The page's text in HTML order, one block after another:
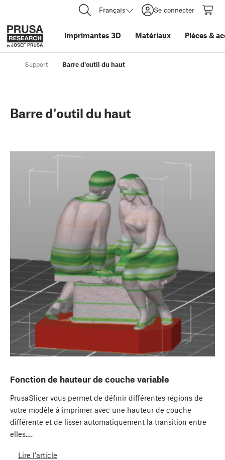
Français Se connecter
Imprimantes 3D Matériaux Pièces &
Support Barre d'outil du haut
Barre d'outil du haut
Fonction de hauteur de couche variable
PrusaSlicer vous permet de définir différentes régions de
votre modèle à imprimer avec une hauteur de couche
différente et de lisser automatiquement la transition entre
elles.…
Lire l'article